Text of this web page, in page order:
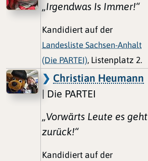
„Irgendwas Is Immer!“
Kandidiert auf der
Landesliste Sachsen-Anhalt
(Die PARTEI), Listenplatz 2.
Christian Heumann
| Die PARTEI
„Vorwärts Leute es geht
zurück!“
Kandidiert auf der